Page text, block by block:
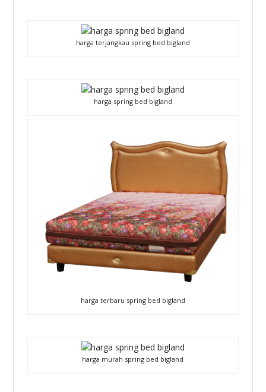
harga terjangkau spring bed bigland
harga spring bed bigland
harga terbaru spring bed bigland
harga murah spring bed bigland